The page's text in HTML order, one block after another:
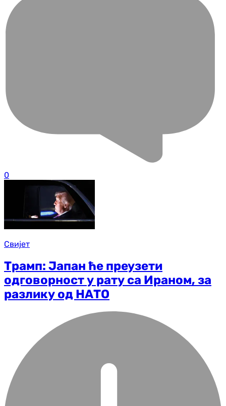
0
Свијет
Трамп: Јапан ће преузети
одговорност у рату са Ираном, за
разлику од НАТО